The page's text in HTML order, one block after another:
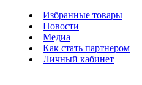
Избранные товары
Новости
Медиа
Как стать партнером
Личный кабинет